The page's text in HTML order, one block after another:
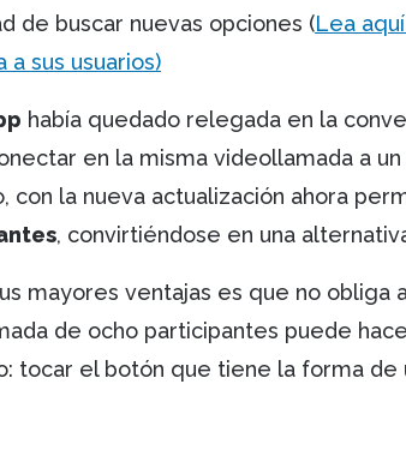
de buscar nuevas opciones (Lea
a sus usuarios)
había quedado relegada en la
en la misma videollamada a
con la nueva actualización ahora
, convirtiéndose en una
mayores ventajas es que no obliga
de ocho participantes puede
tocar el botón que tiene la forma de